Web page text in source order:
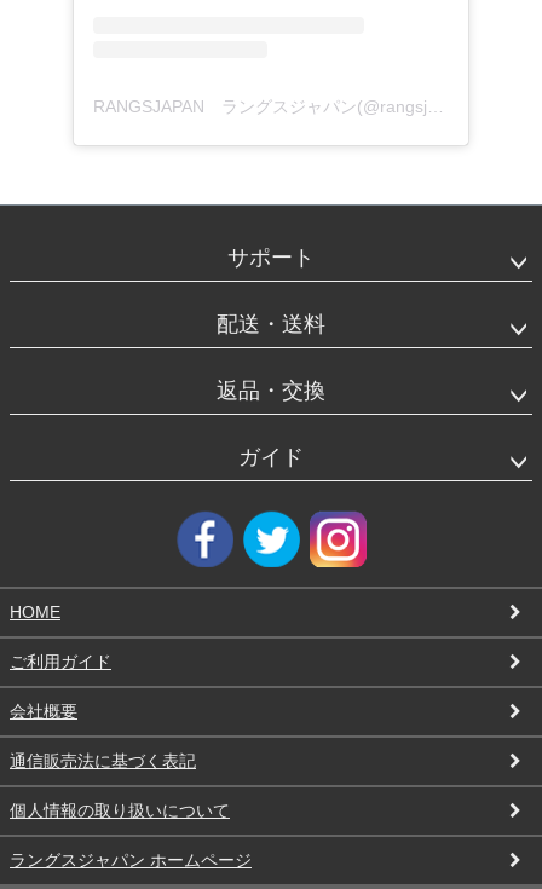
サポート
配送・送料
返品・交換
ガイド
HOME
ご利用ガイド
会社概要
通信販売法に基づく表記
個人情報の取り扱いについて
ラングスジャパン ホームページ